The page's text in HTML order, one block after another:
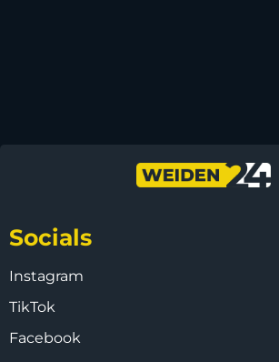
Socials
Instagram
TikTok
Facebook